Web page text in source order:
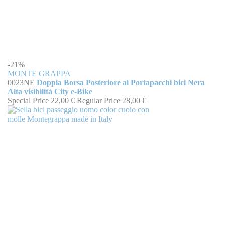
-21%
MONTE GRAPPA
0023NE Doppia Borsa Posteriore al Portapacchi bici Nera
Alta visibilità City e-Bike
Special Price 22,00 € Regular Price 28,00 €